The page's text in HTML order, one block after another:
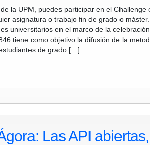
LÍMITES
–
CHALLENGE
ELBULLI1846
la UPM, puedes participar en el Challenge
asignatura o trabajo fin de grado o
universitarios en el marco de la
tiene como objetivo la difusión de la
de grado […]
Las API